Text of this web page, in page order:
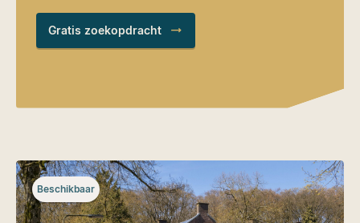
Gratis zoekopdracht
Beschikbaar